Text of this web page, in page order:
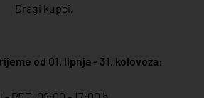
Dragi kupci,
od 01. lipnja - 31. kolovoza: